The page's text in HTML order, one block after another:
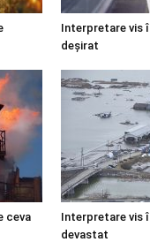
Interpretare vis
deșirat
ceva
Interpretare vis
devastat